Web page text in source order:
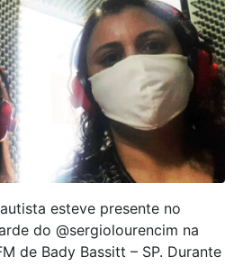
esteve presente no
do @sergiolourencim na
de Bady Bassitt – SP. Durante